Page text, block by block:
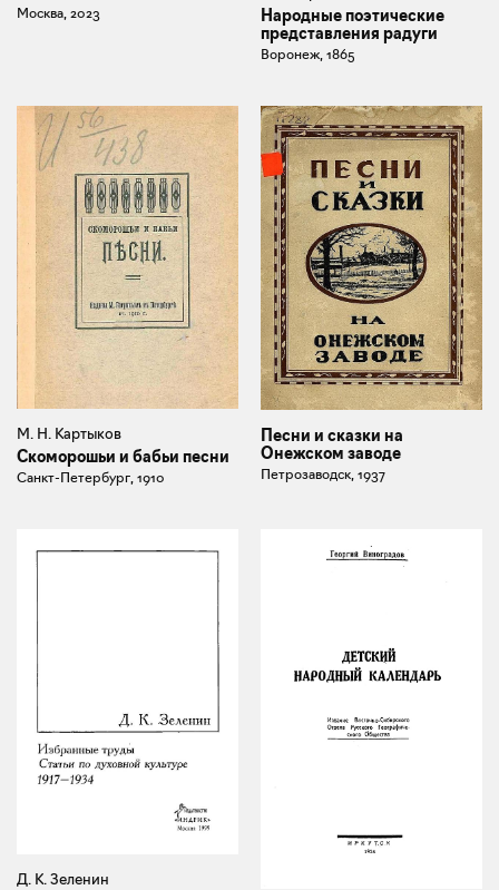
Москва, 2023
Народные поэтические
представления радуги
Воронеж, 1865
М. Н. Картыков
Скоморошьи и бабьи песни
Санкт-Петербург, 1910
Песни и сказки на
Онежском заводе
Петрозаводск, 1937
Д. К. Зеленин